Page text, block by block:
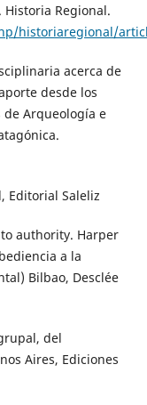
Historia Regional.
historiaregional/
acerca de
desde los
de Arqueología e
Editorial Saleliz
to authority. Harper
a la
Bilbao, Desclée
del
Aires, Ediciones